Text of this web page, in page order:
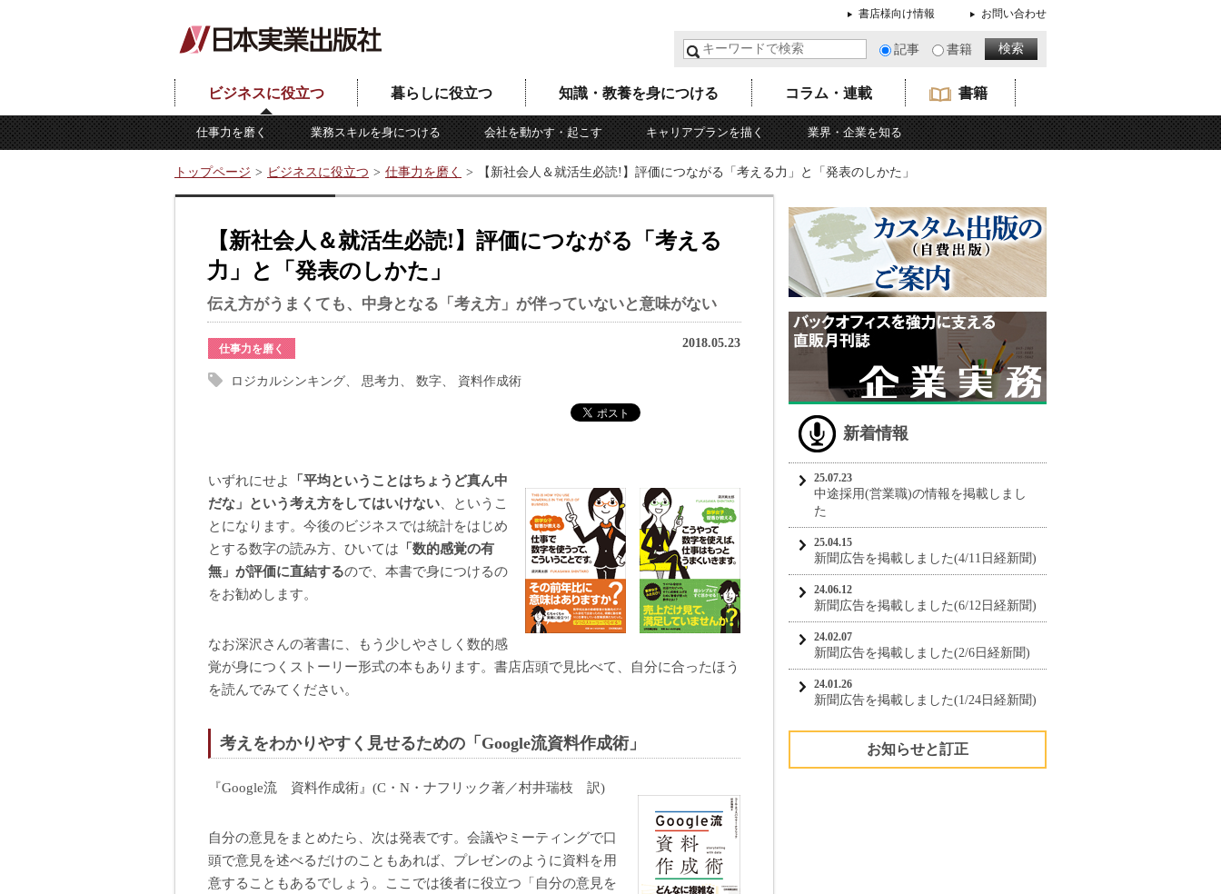
書店様向け情報 お問い合わせ
記事 書籍
ビジネスに役立つ
仕事力を磨く 業務スキルを身につける 会社を動かす・起こす キャリアプランを描く 業界・企業を知る
暮らしに役立つ 知識・教養を身につける コラム・連載 書籍
トップページ ビジネスに役立つ 仕事力を磨く 【新社会人＆就活生必読!】評価につながる「考える力」と「発表のしかた」
【新社会人＆就活生必読!】評価につながる「考える
力」と「発表のしかた」
伝え方がうまくても、中身となる「考え方」が伴っていないと意味がない
仕事力を磨く
ロジカルシンキング 思考力 数字 資料作成術
2018.05.23
いずれにせよ
「平均ということはちょうど真ん中
だな」という考え方をしてはいけない 、というこ
とになります。今後のビジネスでは統計をはじめ
とする数字の読み方、ひいては 「数的感覚の有
無」が評価に直結するので、本書で身につけるの
をお勧めします。
なお深沢さんの著書に、もう少しやさしく数的感
覚が身につくストーリー形式の本もあります。書店店頭で見比べて、自分に合ったほう
を読んでみてください。
考えをわかりやすく見せるための「Google流資料作成術」
『Google流 資料作成術』(C・N・ナフリック著／村井瑞枝 訳)
自分の意見をまとめたら、次は発表です。会議やミーティングで口
頭で意見を述べるだけのこともあれば、プレゼンのように資料を用
意することもあるでしょう。ここでは後者に役立つ「自分の意見を
新着情報
25.07.23
中途採用(営業職)の情報を掲載しまし
た
25.04.15
新聞広告を掲載しました(4/11日経新聞)
24.06.12
新聞広告を掲載しました(6/12日経新聞)
24.02.07
新聞広告を掲載しました(2/6日経新聞)
24.01.26
新聞広告を掲載しました(1/24日経新聞)
お知らせと訂正